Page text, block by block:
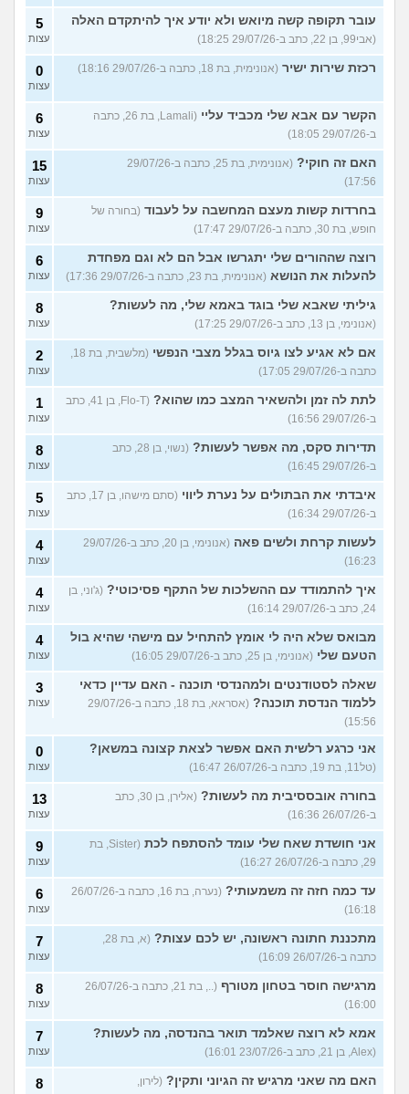
עובר תקופה קשה מיואש ולא יודע איך להיתקדם האלה
(אבי99, בן 22, כתב ב-29/07/26 18:25)
5
עצות
רכזת שירות ישיר (אנונימית, בת 18, כתבה ב-29/07/26 18:16) 0
עצות
הקשר עם אבא שלי מכביד עליי
(Lamali, בת 26, כתבה
ב-29/07/26 18:05)
6
עצות
האם זה חוקי?
(אנונימית, בת 25, כתבה ב-29/07/26
17:56)
15
עצות
בחרדות קשות מעצם המחשבה על לעבוד (בחורה של
חופש, בת 30, כתבה ב-29/07/26 17:47)
9
עצות
רוצה שההורים שלי יתגרשו אבל הם לא וגם מפחדת
להעלות את הנושא (אנונימית, בת 23, כתבה ב-29/07/26 17:36)
6
עצות
גיליתי שאבא שלי בוגד באמא שלי, מה לעשות?
(אנונימי, בן 13, כתב ב-29/07/26 17:25)
8
עצות
אם לא אגיע לצו גיוס בגלל מצבי הנפשי
(מלשבית, בת 18,
כתבה ב-29/07/26 17:05)
2
עצות
לתת לה זמן ולהשאיר המצב כמו שהוא?
(Flo-T, בן 41, כתב
ב-29/07/26 16:56)
1
עצות
תדירות סקס, מה אפשר לעשות?
(נשוי, בן 28, כתב
ב-29/07/26 16:45)
8
עצות
איבדתי את הבתולים על נערת ליווי
(סתם מישהו, בן 17, כתב
ב-29/07/26 16:34)
5
עצות
לעשות קרחת ולשים פאה
(אנונימי, בן 20, כתב ב-29/07/26
16:23)
4
עצות
איך להתמודד עם ההשלכות של התקף פסיכוטי? (ג'וני, בן
24, כתב ב-29/07/26 16:14)
4
עצות
מבואס שלא היה לי אומץ להתחיל עם מישהי שהיא בול
הטעם שלי (אנונימי, בן 25, כתב ב-29/07/26 16:05)
4
עצות
שאלה לסטודנטים ולמהנדסי תוכנה - האם עדיין כדאי
ללמוד הנדסת תוכנה?
(אסראא, בת 18, כתבה ב-29/07/26
15:56)
3
עצות
אני כרגע רלשית האם אפשר לצאת קצונה במשאן?
(טל11, בת 19, כתבה ב-26/07/26 16:47)
0
עצות
בחורה אובססיבית מה לעשות?
(אלירן, בן 30, כתב
ב-26/07/26 16:36)
13
עצות
אני חושדת שאח שלי עומד להסתפח לכת
(Sister, בת
29, כתבה ב-26/07/26 16:27)
9
עצות
עד כמה חזה זה משמעותי?
(נערה, בת 16, כתבה ב-26/07/26
16:18)
6
עצות
מתכננת חתונה ראשונה, יש לכם עצות?
(א, בת 28,
כתבה ב-26/07/26 16:09)
7
עצות
מרגישה חוסר בטחון מטורף
(.., בת 21, כתבה ב-26/07/26
16:00)
8
עצות
אמא לא רוצה שאלמד תואר בהנדסה, מה לעשות?
(Alex, בן 21, כתב ב-23/07/26 16:01)
7
עצות
האם מה שאני מרגיש זה הגיוני ותקין? (לירון,
8